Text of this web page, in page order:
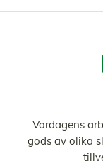
Vardagens
gods av olika